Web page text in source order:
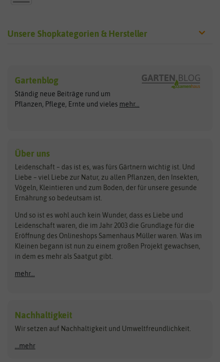
Unsere Shopkategorien & Hersteller
Exotische Samen
Gemüsesamen
Gründünger
Kräutersamen
Obstsamen
Pilzbrut
Rasensamen
Steckzwiebeln
Zimmer & Kübelpflanzen
Kataloge
Schnäppchen
Anzucht & Gartenzubehör
Anzuchtschalen
Heizmatte & Heizkabel
Kokos-Quelltabletten
Zimmergewächshaus
Arche Noah
ASB Greenworld
Benary
Bingenheimer Saatgut
Bionana
BIOWOL
Blumicorn
Bûten Birds
Carl Pabst
Clever Pots
COMPO
Dürr-Samen
Feldsaaten Freudenberger
Fertil
Flora Elite
Florissa
Flortis
Hortitops
Gartenblog
Ständig neue Beiträge rund um
Pflanzen, Pflege, Ernte und vieles mehr...
Über uns
Leidenschaft – das ist es, was fürs Gärtnern wichtig ist. Und
Liebe – viel Liebe zur Natur, zu allen Pflanzen, den Insekten,
Vögeln, Kleintieren und zum Boden, der für unsere gesunde
Ernährung so bedeutsam ist.
Und so ist es wohl auch kein Wunder, dass es Liebe und
Leidenschaft waren, die im Jahr 2003 die Grundlage für die
Eröffnung des Onlineshops Samenhaus Müller waren. Was im
Kleinen begann ist nun zu einem großen Projekt gewachsen,
in dem es mehr als Saatgut gibt.
mehr...
Nachhaltigkeit
Wir setzen auf Nachhaltigkeit und Umweltfreundlichkeit.
...mehr